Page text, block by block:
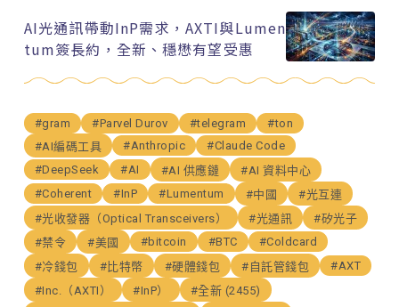
AI光通訊帶動InP需求，AXTI與Lumen
tum簽長約，全新、穩懋有望受惠
#gram #Parvel Durov #telegram
#ton
#AI編碼工具
#Anthropic
#Claude Code
#DeepSeek
#AI #AI 供應鏈
#AI 資料中心
#Coherent
#InP #Lumentum #中國
#光互連
#光收發器（Optical Transceivers）
#光通訊
#矽光子
#禁令
#美國 #bitcoin #BTC
#Coldcard
#冷錢包
#比特幣 #硬體錢包 #自託管錢包
#AXT
#Inc.（AXTI）
#InP）
#全新 (2455)